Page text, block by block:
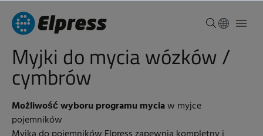
Myjki do mycia wózków /
cymbrów
Możliwość wyboru programu myciaw myjce
pojemników